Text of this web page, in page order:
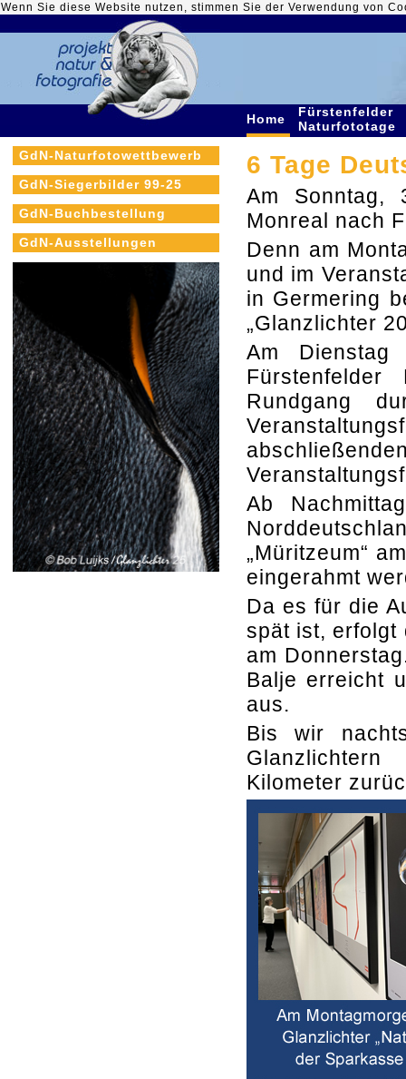
Wenn Sie diese Website nutzen, stimmen Sie der Verwendung von
Home
Fürstenfelder
Naturfototage
GdN-Naturfotowettbewerb
GdN-Siegerbilder 99-25
GdN-Buchbestellung
GdN-Ausstellungen
6 Tage
Am Sonntag,
Monreal nach
Denn am
und im
in Germering
„Glanzlichter
Am
Rundgang
Ab
„Müritzeum“
eingerahmt
Da es für die
spät ist, erfolgt
am
Balje erreicht
aus.
Bis wir
Kilometer